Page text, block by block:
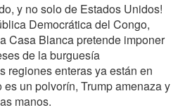
y no solo de Estados Unidos!
Democrática del Congo,
Casa Blanca pretende imponer
de la burguesía
regiones enteras ya están en
un polvorín, Trump amenaza y
manos.